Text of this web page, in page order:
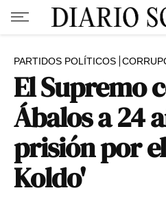
PARTIDOS POLÍTICOS
El Supremo
Ábalos a 24
prisión por
Koldo'